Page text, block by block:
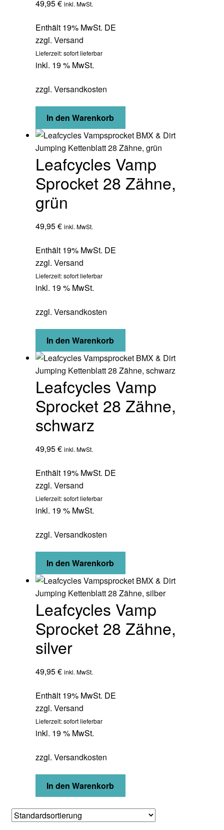
49,95€ inkl. MwSt.
Enthält 19% MwSt. DE
zzgl. Versand
Lieferzeit: sofort lieferbar
inkl. 19 % MwSt.
zzgl. Versandkosten
In den Warenkorb
Leafcycles Vamp
Sprocket 28 Zähne,
grün
49,95€ inkl. MwSt.
Enthält 19% MwSt. DE
zzgl. Versand
Lieferzeit: sofort lieferbar
inkl. 19 % MwSt.
zzgl. Versandkosten
In den Warenkorb
Leafcycles Vamp
Sprocket 28 Zähne,
schwarz
49,95€ inkl. MwSt.
Enthält 19% MwSt. DE
zzgl. Versand
Lieferzeit: sofort lieferbar
inkl. 19 % MwSt.
zzgl. Versandkosten
In den Warenkorb
Leafcycles Vamp
Sprocket 28 Zähne,
silver
49,95€ inkl. MwSt.
Enthält 19% MwSt. DE
zzgl. Versand
Lieferzeit: sofort lieferbar
inkl. 19 % MwSt.
zzgl. Versandkosten
In den Warenkorb